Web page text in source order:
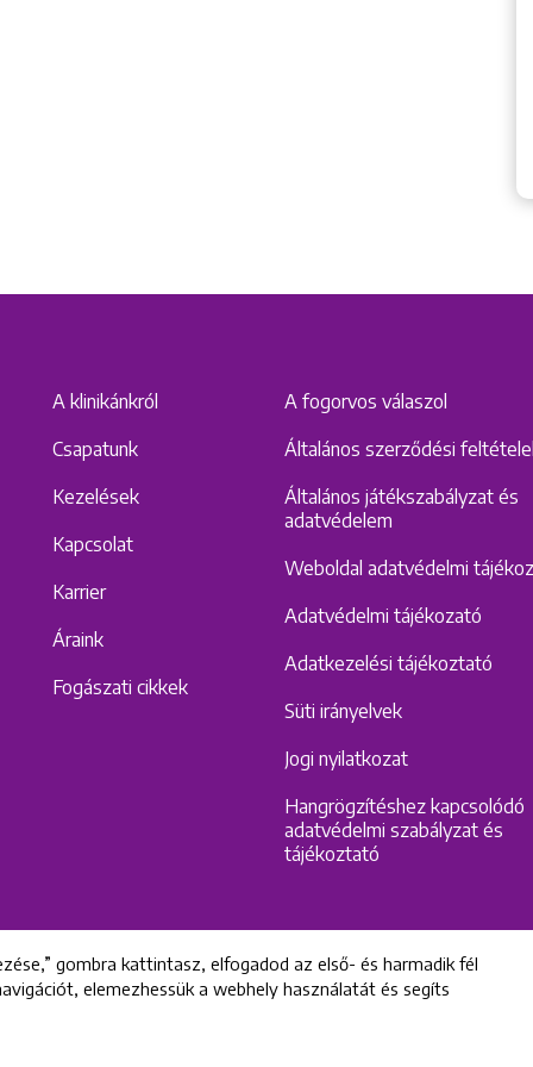
A klinikánkról
Csapatunk
Kezelések
Kapcsolat
Karrier
Áraink
Fogászati cikkek
A fogorvos válaszol
Általános szerződési
Általános játékszabályzat és
adatvédelem
Weboldal adatvédelmi
Adatvédelmi tájékozató
Adatkezelési tájékoztató
Süti irányelvek
Jogi nyilatkozat
Hangrögzítéshez kapcsolódó
adatvédelmi szabályzat és
tájékoztató
All rights reserved © 2022 Uniklinik Dental and Implant Center
gombra kattintasz, elfogadod az első- és harmadik fél
elemezhessük a webhely használatát és segíts